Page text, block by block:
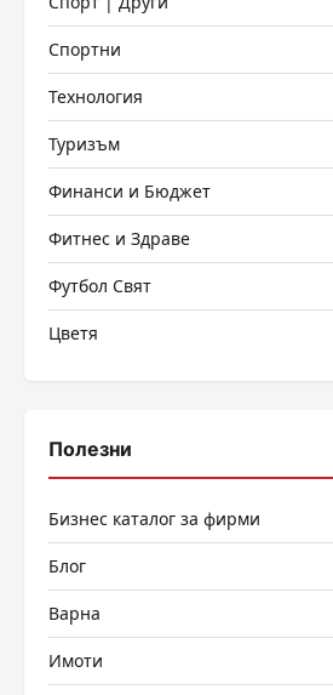
Спортни
Технология
Туризъм
Финанси и Бюджет
Фитнес и Здраве
Футбол Свят
Цветя
Полезни
Бизнес каталог за фирми
Блог
Варна
Имоти